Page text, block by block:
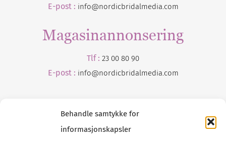
Behandle samtykke for
informasjonskapsler
E-post : info@nordicbridalmedia.com
Magasinannonsering
Tlf : 23 00 80 90
E-post : info@nordicbridalmedia.com